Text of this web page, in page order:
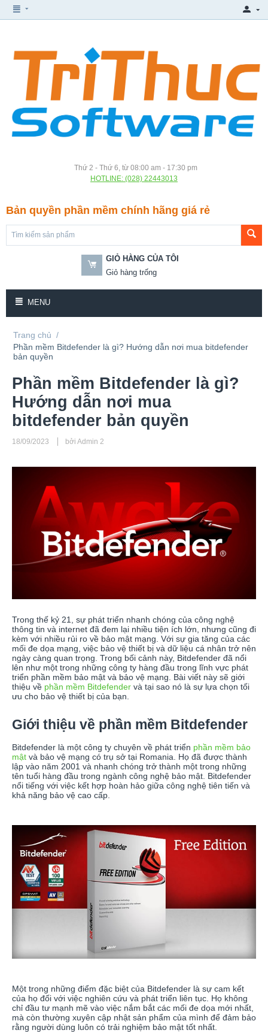
Thứ 2 - Thứ 6, từ 08:00 am - 17:30 pm
HOTLINE: (028) 22443013
Bản quyền phần mềm chính hãng giá rẻ
GIỎ HÀNG CỦA TÔI
Giỏ hàng trống
MENU
Trang chủ /
Phần mềm Bitdefender là gì? Hướng dẫn nơi mua bitdefender
bản quyền
Phần mềm Bitdefender là gì?
Hướng dẫn nơi mua
bitdefender bản quyền
18/09/2023 bởi Admin 2
Trong thế kỷ 21, sự phát triển nhanh chóng của công nghệ
thông tin và internet đã đem lại nhiều tiện ích lớn, nhưng cũng đi
kèm với nhiều rủi ro về bảo mật mạng. Với sự gia tăng của các
mối đe dọa mạng, việc bảo vệ thiết bị và dữ liệu cá nhân trở nên
ngày càng quan trọng. Trong bối cảnh này, Bitdefender đã nổi
lên như một trong những công ty hàng đầu trong lĩnh vực phát
triển phần mềm bảo mật và bảo vệ mạng. Bài viết này sẽ giới
thiệu về phần mềm Bitdefender và tại sao nó là sự lựa chọn tối
ưu cho bảo vệ thiết bị của bạn.
Giới thiệu về phần mềm Bitdefender
Bitdefender là một công ty chuyên về phát triển phần mềm bảo
mật và bảo vệ mạng có trụ sở tại Romania. Họ đã được thành
lập vào năm 2001 và nhanh chóng trở thành một trong những
tên tuổi hàng đầu trong ngành công nghệ bảo mật. Bitdefender
nổi tiếng với việc kết hợp hoàn hảo giữa công nghệ tiên tiến và
khả năng bảo vệ cao cấp.
Một trong những điểm đặc biệt của Bitdefender là sự cam kết
của họ đối với việc nghiên cứu và phát triển liên tục. Họ không
chỉ đầu tư mạnh mẽ vào việc nắm bắt các mối đe dọa mới nhất,
mà còn thường xuyên cập nhật sản phẩm của mình để đảm bảo
rằng người dùng luôn có trải nghiệm bảo mật tốt nhất.